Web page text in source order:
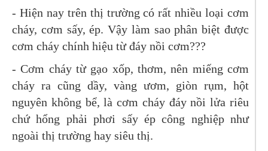
- Hiện nay trên thị trường có rất nhiều loại cơm
cháy, cơm sấy, ép. Vậy làm sao phân biệt được
cơm cháy chính hiệu từ đáy nồi cơm???
- Cơm cháy từ gạo xốp, thơm, nên miếng cơm
cháy ra cũng dầy, vàng ươm, giòn rụm, hột
nguyên không bể, là cơm cháy đáy nồi lửa riêu
chứ hổng phải phơi sấy ép công nghiệp như
ngoài thị trường hay siêu thị.